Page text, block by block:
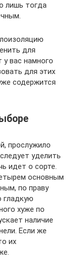
лишь тогда
для
у вас намного
для этих
содержится
прослужило
уделить
идет о сорте.
основным
по праву
гладкую
хуже по
наличие
Если же
их